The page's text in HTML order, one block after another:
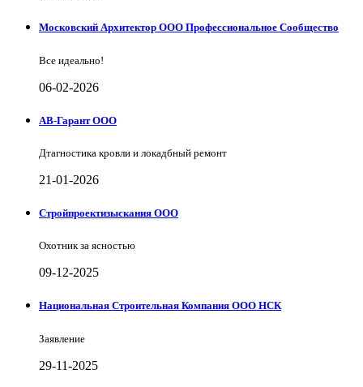
Московский Архитектор ООО Профессиональное Сообщество
Все идеально!
06-02-2026
АВ-Гарант ООО
Дтагностика кровли и локадбный ремонт
21-01-2026
Стройпроектизыскания ООО
Охотник за ясностью
09-12-2025
Национальная Строительная Компания ООО НСК
Заявление
29-11-2025